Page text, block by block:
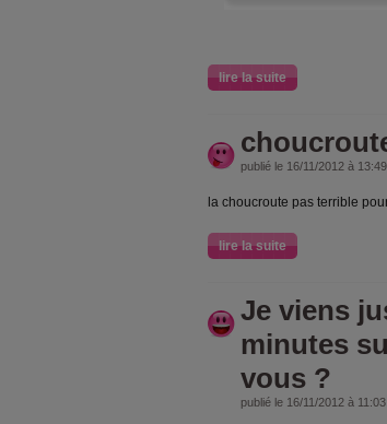
lire la suite
publié le 16/11/2012 à 13:49
la choucroute pas terrible
lire la suite
Je viens
minutes
vous ?
publié le 16/11/2012 à 11:03